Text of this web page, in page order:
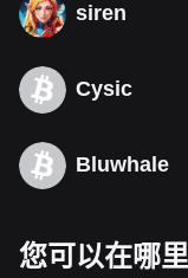
siren
Cysic
Bluwhale
您可以在哪